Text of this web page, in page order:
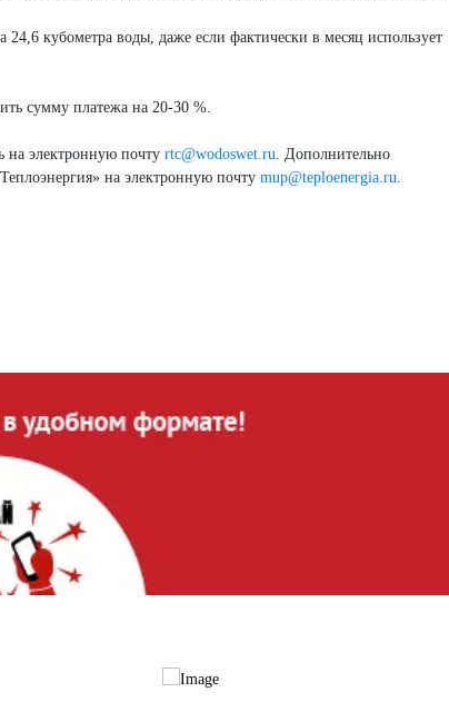
24,6 кубометра воды, даже если фактически в месяц использует
сумму платежа на 20-30 %.
на электронную почту rtc@wodoswet.ru . Дополнительно
на электронную почту mup@teploenergia.ru